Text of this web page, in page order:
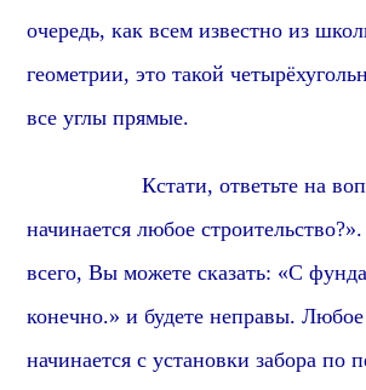
очередь, как всем известно из
геометрии, это такой
все углы прямые.
Кстати, ответьте на
начинается любое
всего, Вы можете сказать: «С
конечно.» и будете неправы. Любое
начинается с установки забора по